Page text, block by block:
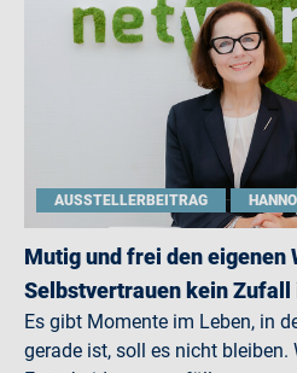
AUSSTELLERBEITRAG
Mutig und frei den eigenen
Selbstvertrauen kein Zufall
Es gibt Momente im Leben, in
gerade ist, soll es nicht